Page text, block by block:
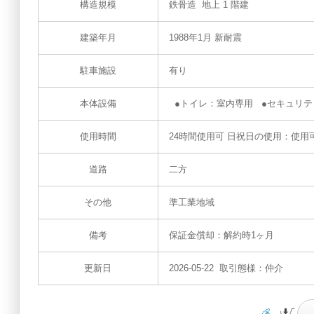
構造規模 鉄骨造 地上 1 階建
建築年月 1988年1月 新耐震
駐車施設 有り
本体設備 ●トイレ：室内専用 ●セキュリテ
使用時間 24時間使用可 日祝日の使用：使用
道路 二方
その他 準工業地域
備考 保証⾦償却：解約時1ヶ⽉
更新日 2026-05-22 取引態様：仲介